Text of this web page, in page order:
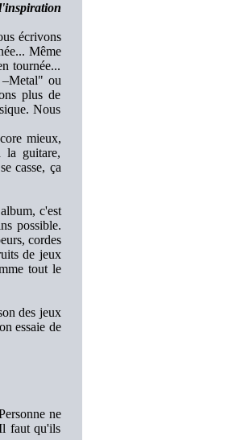
écrivons
Même
tournée...
–Metal" ou
plus de
Nous
mieux,
la guitare,
casse, ça
c'est
possible.
cordes
de jeux
tout le
des jeux
essaie de
ne
faut qu'ils